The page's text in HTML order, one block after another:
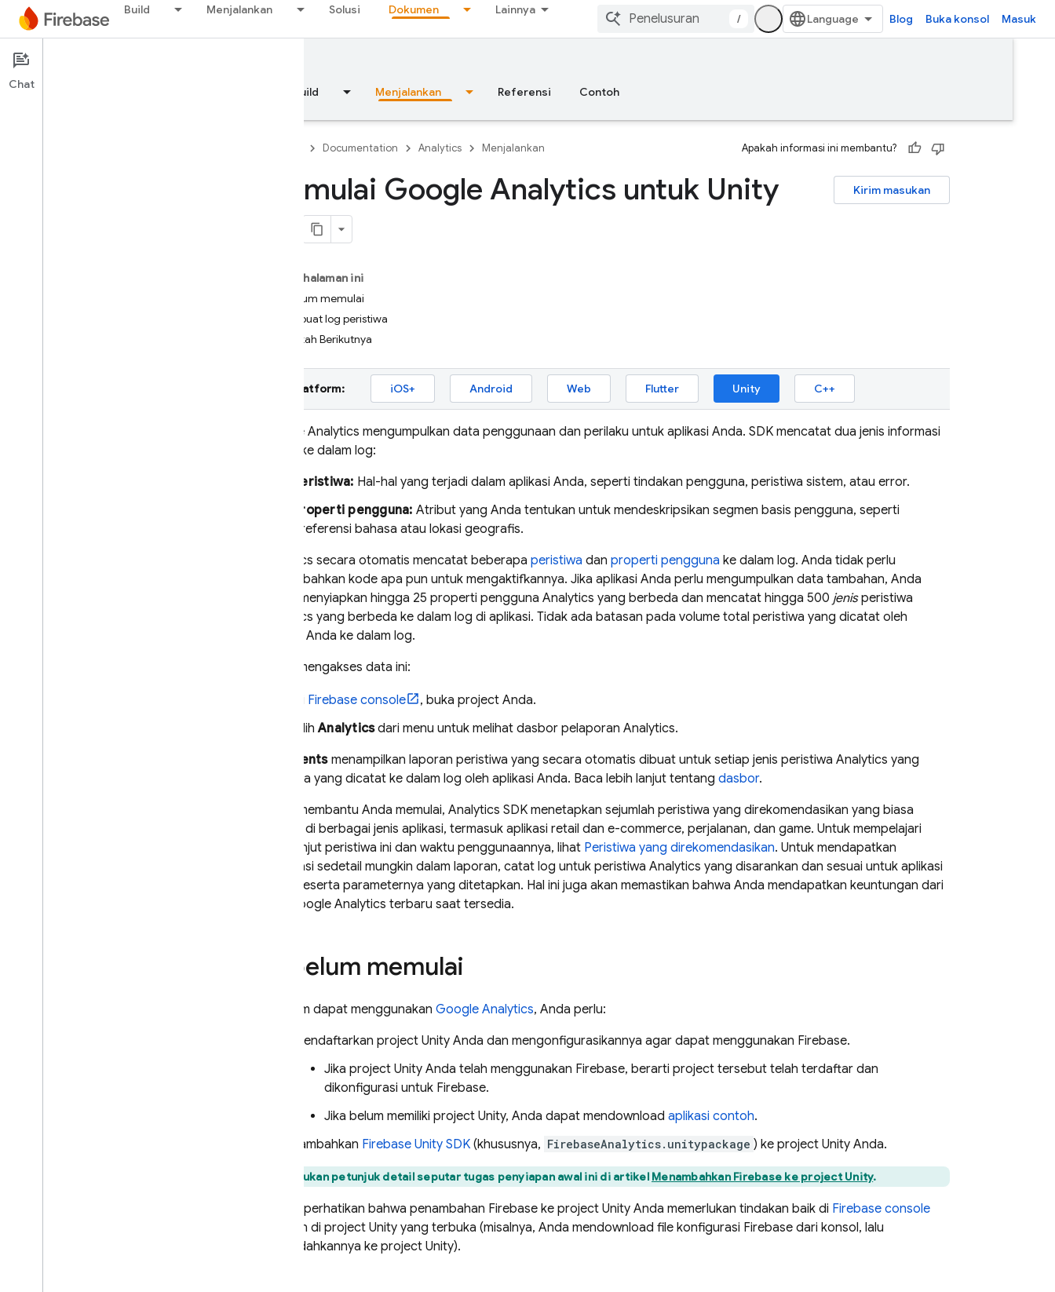
Build Menjalankan Solusi Dokumen Lainnya
/ Blog Buka konsol Masuk
Documentation
Ringkasan Build Menjalankan Referensi Contoh
Documentation Analytics Menjalankan Apakah informasi ini membantu?
Kirim masukan
Memulai Google Analytics untuk Unity
Pada halaman ini
Sebelum memulai
Membuat log peristiwa
Langkah Berikutnya
Pilih platform: iOS+ Android Web Flutter Unity C++
Google Analytics mengumpulkan data penggunaan dan perilaku untuk aplikasi Anda. SDK mencatat dua jenis informasi
utama ke dalam log:
Peristiwa: Hal-hal yang terjadi dalam aplikasi Anda, seperti tindakan pengguna, peristiwa sistem, atau error.
Properti pengguna: Atribut yang Anda tentukan untuk mendeskripsikan segmen basis pengguna, seperti
preferensi bahasa atau lokasi geografis.
Analytics secara otomatis mencatat beberapa peristiwa dan properti pengguna ke dalam log. Anda tidak perlu
menambahkan kode apa pun untuk mengaktifkannya. Jika aplikasi Anda perlu mengumpulkan data tambahan, Anda
dapat menyiapkan hingga 25 properti pengguna Analytics yang berbeda dan mencatat hingga 500 jenisperistiwa
Analytics yang berbeda ke dalam log di aplikasi. Tidak ada batasan pada volume total peristiwa yang dicatat oleh
aplikasi Anda ke dalam log.
Untuk mengakses data ini:
Firebase console
, buka project Anda.
PilihAnalyticsdari menu untuk melihat dasbor pelaporanAnalytics.
Eventsmenampilkan laporan peristiwa yang secara otomatis dibuat untuk setiap jenis peristiwa Analytics yang
berbeda yang dicatat ke dalam log oleh aplikasi Anda. Baca lebih lanjut tentang dasbor.
Untuk membantu Anda memulai, Analytics SDK menetapkan sejumlah peristiwa yang direkomendasikan yang biasa
dipakai di berbagai jenis aplikasi, termasuk aplikasi retail dan e-commerce, perjalanan, dan game. Untuk mempelajari
lebih lanjut peristiwa ini dan waktu penggunaannya, lihat Peristiwa yang direkomendasikan. Untuk mendapatkan
informasi sedetail mungkin dalam laporan, catat log untuk peristiwa Analytics yang disarankan dan sesuai untuk aplikasi
Anda beserta parameternya yang ditetapkan. Hal ini juga akan memastikan bahwa Anda mendapatkan keuntungan dari
Google Analytics terbaru saat tersedia.
Sebelum memulai
Sebelum dapat menggunakan Google Analytics, Anda perlu:
Mendaftarkan project Unity Anda dan mengonfigurasikannya agar dapat menggunakan Firebase.
Jika project Unity Anda telah menggunakan Firebase, berarti project tersebut telah terdaftar dan
dikonfigurasi untuk Firebase.
Jika belum memiliki project Unity, Anda dapat mendownload aplikasi contoh.
Tambahkan Firebase Unity SDK (khususnya, FirebaseAnalytics.unitypackage ) ke project Unity Anda.
Temukan petunjuk detail seputar tugas penyiapan awal ini di artikel Menambahkan Firebase ke project Unity.
Perlu diperhatikan bahwa penambahan Firebase ke project Unity Anda memerlukan tindakan baik di Firebase console
maupun di project Unity yang terbuka (misalnya, Anda mendownload file konfigurasi Firebase dari konsol, lalu
memindahkannya ke project Unity).
Chat